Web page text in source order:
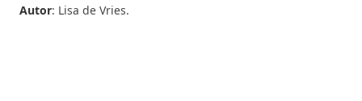
Autor: Lisa de Vries.